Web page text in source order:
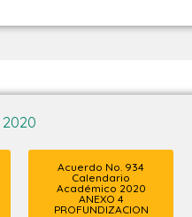
2020
Acuerdo No. 934
Calendario
Académico 2020
ANEXO 4
PROFUNDIZACION